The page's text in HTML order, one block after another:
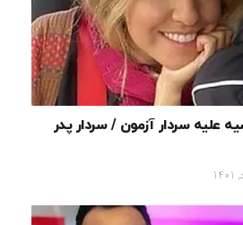
علیه سردار آزمون / سردار پدر